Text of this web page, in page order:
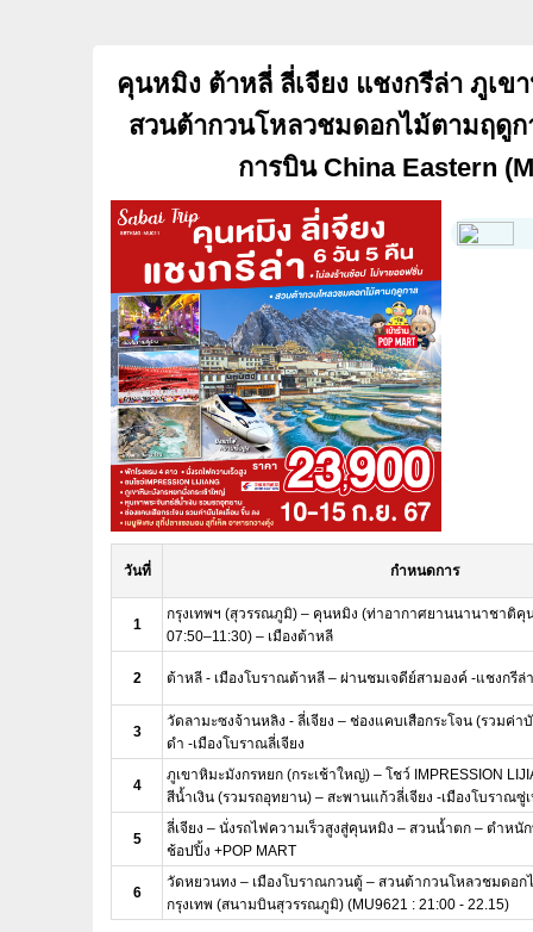
คุนหมิง ต้าหลี่ ลี่เจียง แชงกรีล่า ภูเข
สวนต้ากวนโหลวชมดอกไม้ตามฤดูก
การบิน China Eastern
วันที่ กำหนดการ
1
กรุงเทพฯ (สุวรรณภูมิ) – คุนหมิง (ท่าอากาศยานนานาชาติคุ
07:50–11:30) – เมืองต้าหลี
2 ต้าหลี - เมืองโบราณต้าหลี – ผ่านชมเจดีย์สามองค์ -แชงกรีล่
3
วัดลามะซงจ้านหลิง - ลี่เจียง – ช่องแคบเสือกระโจน (รวมค่า
ดำ -เมืองโบราณลี่เจียง
4
ภูเขาหิมะมังกรหยก (กระเช้าใหญ่) – โชว์ IMPRESSION
สีน้ำเงิน (รวมรถอุทยาน) – สะพานแก้วลี่เจียง -เมืองโบราณซู่
5
ลี่เจียง – นั่งรถไฟความเร็วสูงสู่คุนหมิง – สวนน้ำตก – ตำหนั
ช้อปปิ้ง +POP MART
6
วัดหยวนทง – เมืองโบราณกวนตู้ – สวนต้ากวนโหลวชมดอ
กรุงเทพ (สนามบินสุวรรณภูมิ) (MU9621 : 21:00 - 22.15)